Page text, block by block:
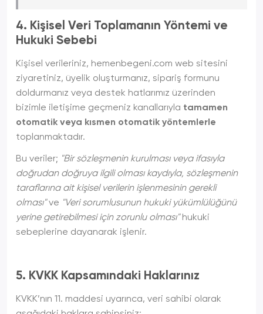
4. Kişisel Veri Toplamanın Yöntemi ve
Hukuki Sebebi
Kişisel verileriniz, hemenbegeni.com web sitesini
ziyaretiniz, üyelik oluşturmanız, sipariş formunu
doldurmanız veya destek hatlarımız üzerinden
bizimle iletişime geçmeniz kanallarıyla tamamen
otomatik veya kısmen otomatik yöntemlerle
toplanmaktadır.
Bu veriler; "Bir sözleşmenin kurulması veya ifasıyla
doğrudan doğruya ilgili olması kaydıyla, sözleşmenin
taraflarına ait kişisel verilerin işlenmesinin gerekli
olması"ve "Veri sorumlusunun hukuki yükümlülüğünü
yerine getirebilmesi için zorunlu olması"hukuki
sebeplerine dayanarak işlenir.
5. KVKK Kapsamındaki Haklarınız
KVKK’nın 11. maddesi uyarınca, veri sahibi olarak